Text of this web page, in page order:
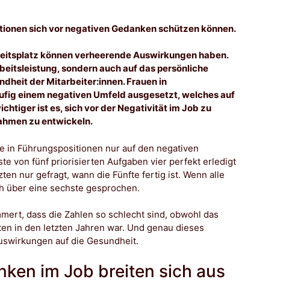
sich vor negativen Gedanken schützen können.
können verheerende Auswirkungen haben.
sondern auch auf das persönliche
der Mitarbeiter:innen. Frauen in
einem negativen Umfeld ausgesetzt, welches auf
ist es, sich vor der Negativität im Job zu
zu entwickeln.
in Führungspositionen nur auf den negativen
von fünf priorisierten Aufgaben vier perfekt erledigt
nur gefragt, wann die Fünfte fertig ist. Wenn alle
über eine sechste gesprochen.
dass die Zahlen so schlecht sind, obwohl das
in den letzten Jahren war. Und genau dieses
auf die Gesundheit.
im Job breiten sich aus